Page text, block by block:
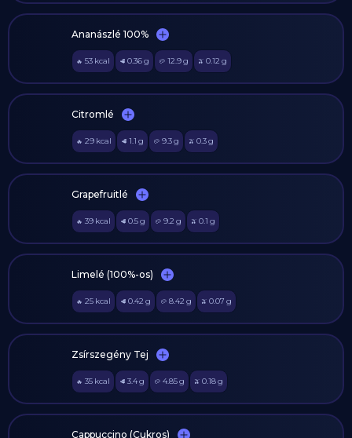
Ananászlé 100%
🔥 53 kcal 🥩 0.36g 🥔 12.9g 🫒 0.12 g
Citromlé
🔥 29 kcal 🥩 1.1 g 🥔 9.3g 🫒 0.3g
Grapefruitlé
🔥 39 kcal 🥩 0.5g 🥔 9.2 g 🫒 0.1 g
Limelé (100%-os)
🔥 25 kcal 🥩 0.42 g 🥔 8.42 g 🫒 0.07 g
Zsírszegény Tej
🔥 35 kcal 🥩 3.4g 🥔 4.85g 🫒 0.18g
Cappuccino (Cukros)